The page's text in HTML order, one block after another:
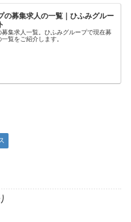
の募集求人の一覧｜ひふみグルー
集求人一覧。ひふみグループで現在募
覧をご紹介します。